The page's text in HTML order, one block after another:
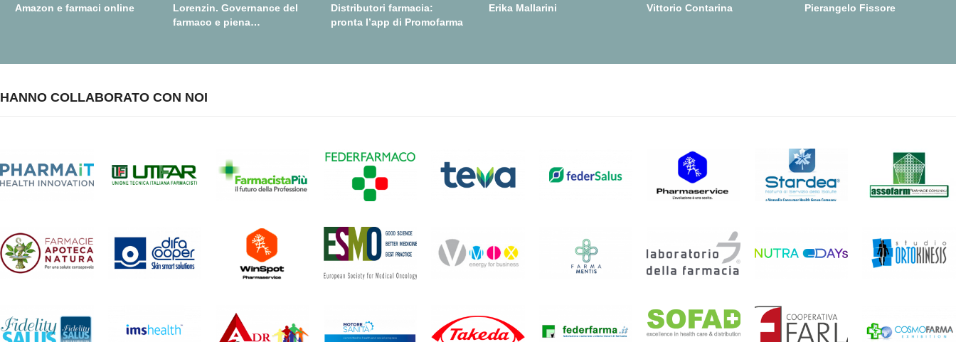
Amazon e farmaci online
Lorenzin. Governance del
farmaco e piena
Distributori farmacia:
pronta l’app di Promofarma
Erika Mallarini Vittorio Contarina Pierangelo Fissore
HANNO COLLABORATO CON NOI